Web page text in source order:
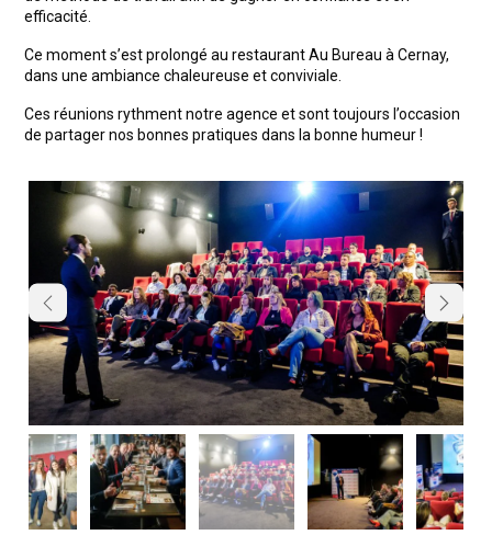
efficacité.
Ce moment s’est prolongé au restaurant Au Bureau à Cernay,
dans une ambiance chaleureuse et conviviale.
Ces réunions rythment notre agence et sont toujours l’occasion
de partager nos bonnes pratiques dans la bonne humeur !